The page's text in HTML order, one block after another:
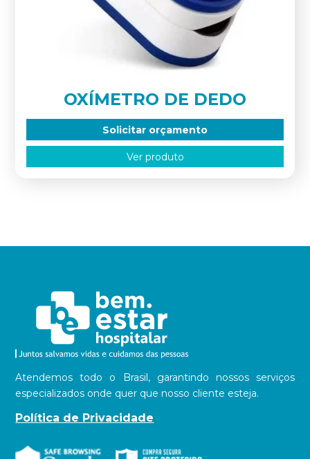
OXÍMETRO DE DEDO
Solicitar orçamento
Ver produto
Atendemos todo o Brasil, garantindo nossos serviços
especializados onde quer que nosso cliente esteja.
Política de Privacidade